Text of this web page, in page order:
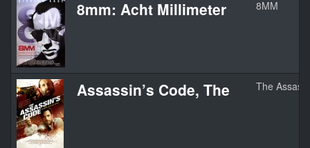
8mm: Acht Millimeter 8MM
Assassin’s Code, The The